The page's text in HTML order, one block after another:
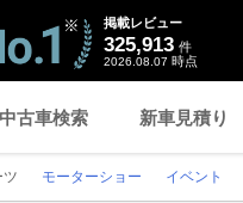
掲載レビュー
325,913 件
2026.08.07 時点
中古車検索 新車見積り
ツ モーターショー イベント